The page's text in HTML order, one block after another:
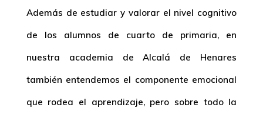
Además de estudiar y valorar el nivel cognitivo
de los alumnos de cuarto de primaria, en
nuestra academia de Alcalá de Henares
también entendemos el componente emocional
que rodea el aprendizaje, pero sobre todo la